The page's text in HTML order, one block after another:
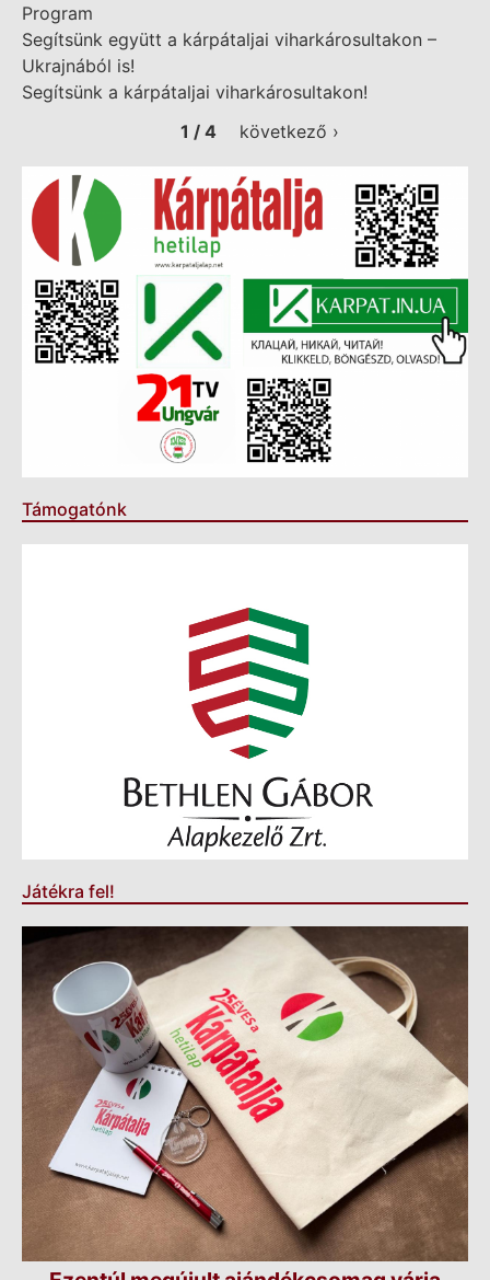
Program
Segítsünk együtt a kárpátaljai viharkárosultakon –
Ukrajnából is!
Segítsünk a kárpátaljai viharkárosultakon!
1 / 4
következő ›
Támogatónk
Játékra fel!